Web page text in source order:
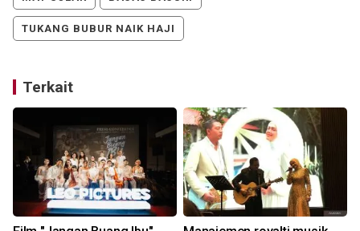
TUKANG BUBUR NAIK HAJI
Terkait